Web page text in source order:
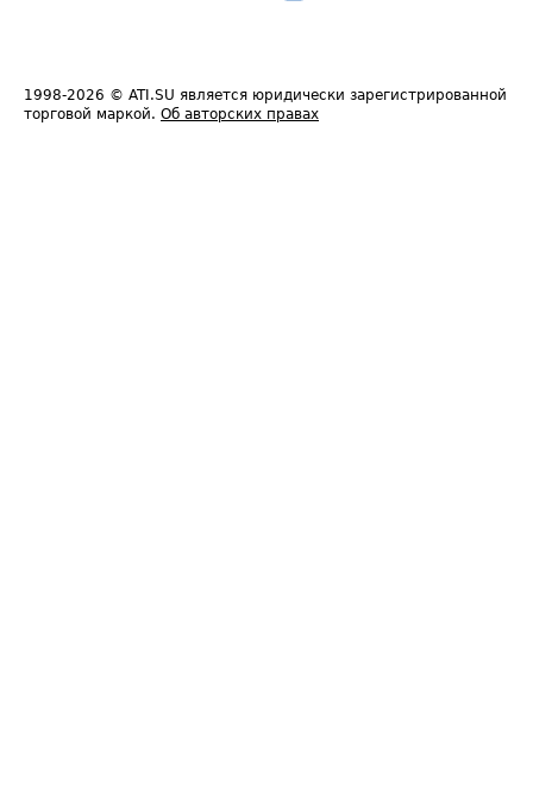
1998-2026 © ATI.SU является юридически зарегистрированной
торговой маркой. Об авторских правах